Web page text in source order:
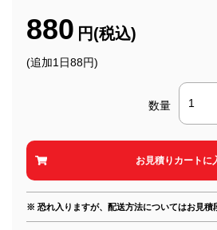
880 円(税込)
(追加1日88円)
数量
※ 恐れ入りますが、配送方法についてはお見積